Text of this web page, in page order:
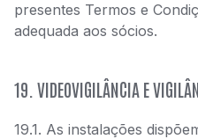
presentes Termos e
adequada aos sócios.
19. VIDEOVIGILÂNCIA E
19.1. As instalações